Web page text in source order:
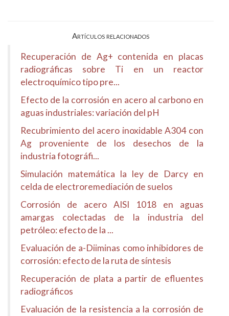
Artículos relacionados
Recuperación de Ag+ contenida en placas
radiográficas sobre Ti en un reactor
electroquímico tipo pre...
Efecto de la corrosión en acero al carbono en
aguas industriales: variación del pH
Recubrimiento del acero inoxidable A304 con
Ag proveniente de los desechos de la
industria fotográfi...
Simulación matemática la ley de Darcy en
celda de electroremediación de suelos
Corrosión de acero AISI 1018 en aguas
amargas colectadas de la industria del
petróleo: efecto de la ...
Evaluación de a-Diiminas como inhibidores de
corrosión: efecto de la ruta de síntesis
Recuperación de plata a partir de efluentes
radiográficos
Evaluación de la resistencia a la corrosión de